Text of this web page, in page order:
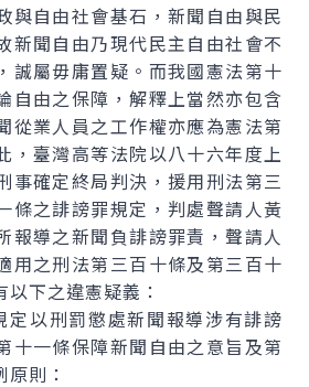
與自由社會基石，新聞自由與民
新聞自由乃現代民主自由社會不
誠屬毋庸置疑。而我國憲法第十
自由之保障，解釋上當然亦包含
從業人員之工作權亦應為憲法第
，臺灣高等法院以八十六年度上
事確定終局判決，援用刑法第三
條之誹謗罪規定，判處聲請人黃
報導之新聞負誹謗罪責，聲請人
用之刑法第三百十條及第三百十
下之違憲疑義：
定以刑罰懲處新聞報導涉有誹謗
十一條保障新聞自由之意旨及第
則：